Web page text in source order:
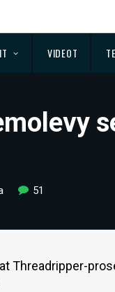
VIDEOT
51
Threadripper-